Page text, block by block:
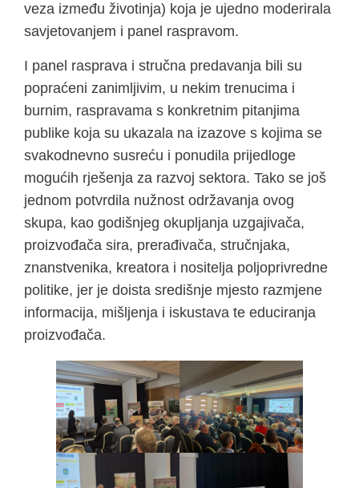
veza između životinja) koja je ujedno moderirala
savjetovanjem i panel raspravom.
I panel rasprava i stručna predavanja bili su
popraćeni zanimljivim, u nekim trenucima i
burnim, raspravama s konkretnim pitanjima
publike koja su ukazala na izazove s kojima se
svakodnevno susreću i ponudila prijedloge
mogućih rješenja za razvoj sektora. Tako se još
jednom potvrdila nužnost održavanja ovog
skupa, kao godišnjeg okupljanja uzgajivača,
proizvođača sira, prerađivača, stručnjaka,
znanstvenika, kreatora i nositelja poljoprivredne
politike, jer je doista središnje mjesto razmjene
informacija, mišljenja i iskustava te educiranja
proizvođača.